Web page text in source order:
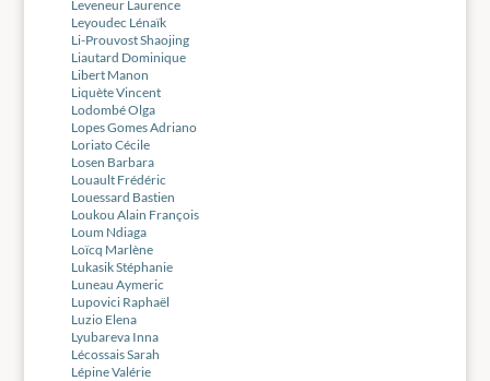
Leveneur Laurence
Leyoudec Lénaïk
Li-Prouvost Shaojing
Liautard Dominique
Libert Manon
Liquète Vincent
Lodombé Olga
Lopes Gomes Adriano
Loriato Cécile
Losen Barbara
Louault Frédéric
Louessard Bastien
Loukou Alain François
Loum Ndiaga
Loïcq Marlène
Lukasik Stéphanie
Luneau Aymeric
Lupovici Raphaël
Luzio Elena
Lyubareva Inna
Lécossais Sarah
Lépine Valérie